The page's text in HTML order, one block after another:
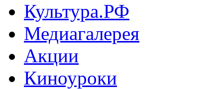
Культура.РФ
Медиагалерея
Акции
Киноуроки